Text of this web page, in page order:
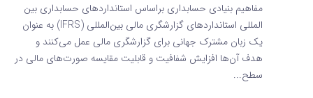
مفاهیم بنیادی حسابداری براساس استانداردهای حسابداری بین
المللی استانداردهای گزارشگری مالی بین‌المللی (IFRS) به عنوان
یک زبان مشترک جهانی برای گزارشگری مالی عمل می‌کنند و
هدف آن‌ها افزایش شفافیت و قابلیت مقایسه صورت‌های مالی در
سطح...